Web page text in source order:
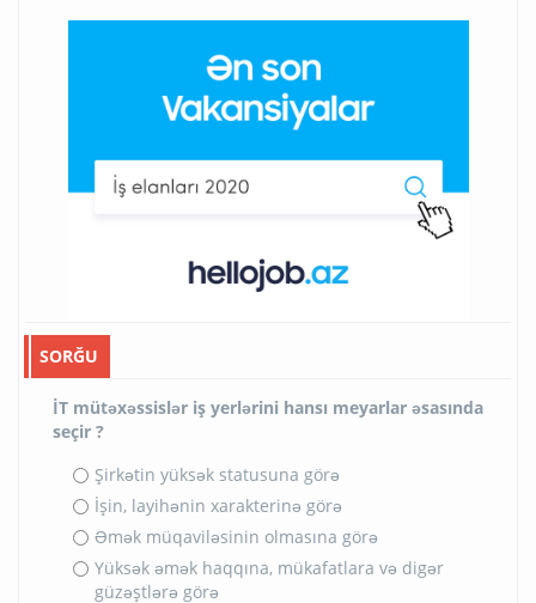
SORĞU
İT mütəxəssislər iş yerlərini hansı meyarlar əsasında
seçir ?
Şirkətin yüksək statusuna görə
İşin, layihənin xarakterinə görə
Əmək müqaviləsinin olmasına görə
Yüksək əmək haqqına, mükafatlara və digər
güzəştlərə görə